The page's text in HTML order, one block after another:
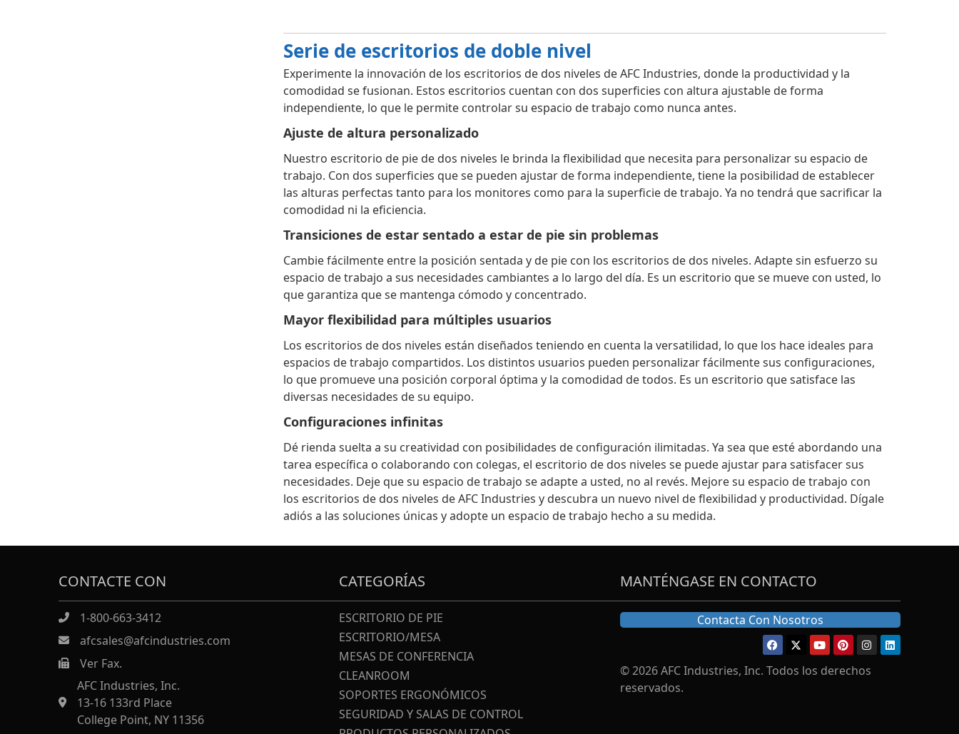
Serie de escritorios de doble nivel
Experimente la innovación de los escritorios de dos niveles de AFC Industries, donde la productividad y la
comodidad se fusionan. Estos escritorios cuentan con dos superficies con altura ajustable de forma
independiente, lo que le permite controlar su espacio de trabajo como nunca antes.
Ajuste de altura personalizado
Nuestro escritorio de pie de dos niveles le brinda la flexibilidad que necesita para personalizar su espacio de
trabajo. Con dos superficies que se pueden ajustar de forma independiente, tiene la posibilidad de establecer
las alturas perfectas tanto para los monitores como para la superficie de trabajo. Ya no tendrá que sacrificar la
comodidad ni la eficiencia.
Transiciones de estar sentado a estar de pie sin problemas
Cambie fácilmente entre la posición sentada y de pie con los escritorios de dos niveles. Adapte sin esfuerzo su
espacio de trabajo a sus necesidades cambiantes a lo largo del día. Es un escritorio que se mueve con usted, lo
que garantiza que se mantenga cómodo y concentrado.
Mayor flexibilidad para múltiples usuarios
Los escritorios de dos niveles están diseñados teniendo en cuenta la versatilidad, lo que los hace ideales para
espacios de trabajo compartidos. Los distintos usuarios pueden personalizar fácilmente sus configuraciones,
lo que promueve una posición corporal óptima y la comodidad de todos. Es un escritorio que satisface las
diversas necesidades de su equipo.
Configuraciones infinitas
Dé rienda suelta a su creatividad con posibilidades de configuración ilimitadas. Ya sea que esté abordando una
tarea específica o colaborando con colegas, el escritorio de dos niveles se puede ajustar para satisfacer sus
necesidades. Deje que su espacio de trabajo se adapte a usted, no al revés. Mejore su espacio de trabajo con
los escritorios de dos niveles de AFC Industries y descubra un nuevo nivel de flexibilidad y productividad. Dígale
adiós a las soluciones únicas y adopte un espacio de trabajo hecho a su medida.
CONTACTE CON
1-800-663-3412
afcsales@afcindustries.com
https://afcindustries.com/contact/#:~:text=Fax
Ver Fax.
AFC Industries, Inc.
13-16 133rd Place
College Point, NY 11356
CATEGORÍAS
ESCRITORIO DE PIE
ESCRITORIO/MESA
MESAS DE CONFERENCIA
CLEANROOM
SOPORTES ERGONÓMICOS
SEGURIDAD Y SALAS DE CONTROL
MANTÉNGASE EN CONTACTO
Contacta Con Nosotros
© 2026 AFC Industries, Inc. Todos los derechos
reservados.